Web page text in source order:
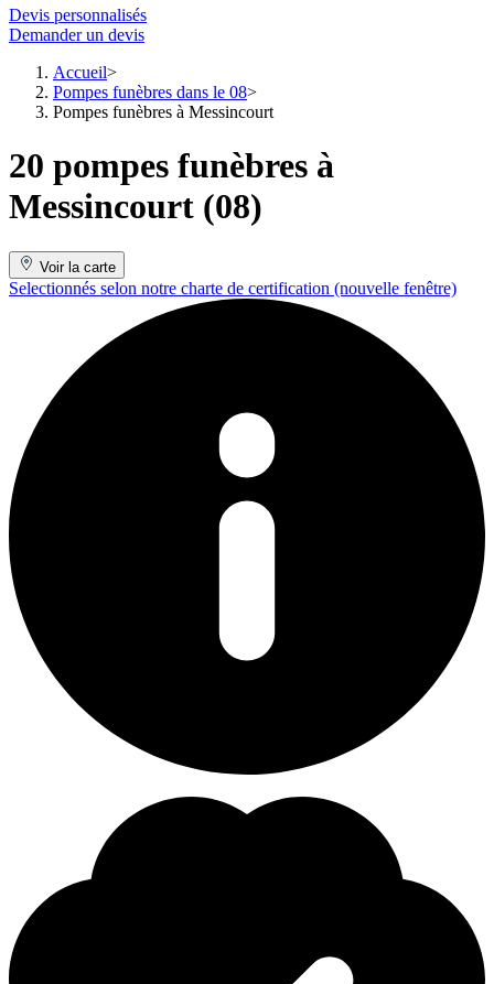
Devis personnalisés
Demander un devis
Accueil
Pompes funèbres dans le 08
Pompes funèbres à Messincourt
20 pompes funèbres à
Messincourt (08)
Voir la carte
Selectionnés selon notre charte de certification (nouvelle fenêtre)